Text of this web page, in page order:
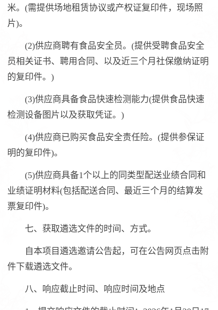
米。(需提供场地租赁协议或产权证复印件，现场照
片)。
(2)供应商聘有食品安全员。(提供受聘食品安全
员相关证书、聘用合同、以及近三个月社保缴纳证明
的复印件。)
(3)供应商具备食品快速检测能力(提供食品快速
检测设备图片以及获取凭证。)
(4)供应商已购买食品安全责任险。(提供参保证
明的复印件)。
(5)供应商具备1个以上的同类型配送业绩合同和
业绩证明材料(包括配送合同、最近三个月的结算发
票复印件)。
七、获取遴选文件的时间、方式。
自本项目遴选邀请公告起，可在公告网页点击附
件下载遴选文件。
八、响应截止时间、响应时间及地点